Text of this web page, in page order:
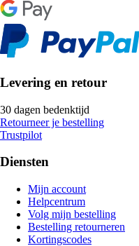
Levering en retour
30 dagen bedenktijd
Retourneer je bestelling
Trustpilot
Diensten
Mijn account
Helpcentrum
Volg mijn bestelling
Bestelling retourneren
Kortingscodes